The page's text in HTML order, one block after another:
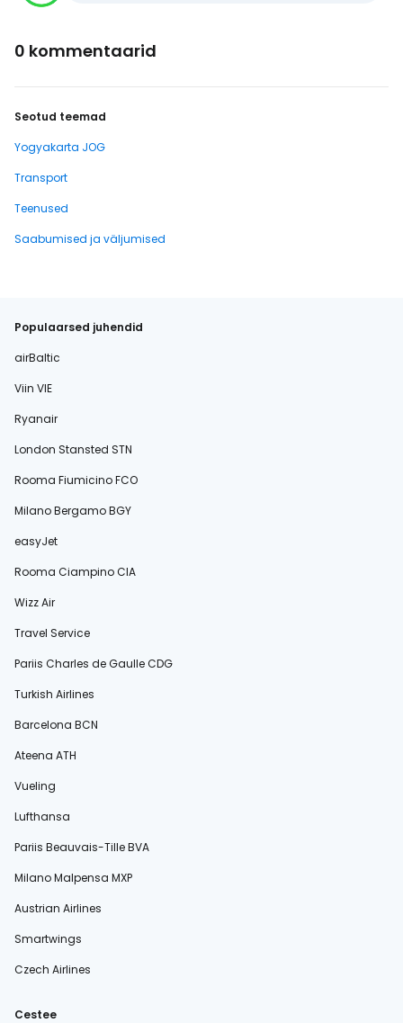
0 kommentaarid
Seotud teemad
Yogyakarta JOG
Transport
Teenused
Saabumised ja väljumised
Populaarsed juhendid
airBaltic
Viin VIE
Ryanair
London Stansted STN
Rooma Fiumicino FCO
Milano Bergamo BGY
easyJet
Rooma Ciampino CIA
Wizz Air
Travel Service
Pariis Charles de Gaulle CDG
Turkish Airlines
Barcelona BCN
Ateena ATH
Vueling
Lufthansa
Pariis Beauvais-Tille BVA
Milano Malpensa MXP
Austrian Airlines
Smartwings
Czech Airlines
Cestee